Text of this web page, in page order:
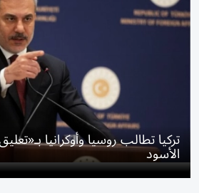
تركيا تطالب روسيا وأوكرانيا
الأسود